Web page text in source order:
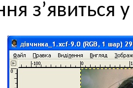
з’явиться